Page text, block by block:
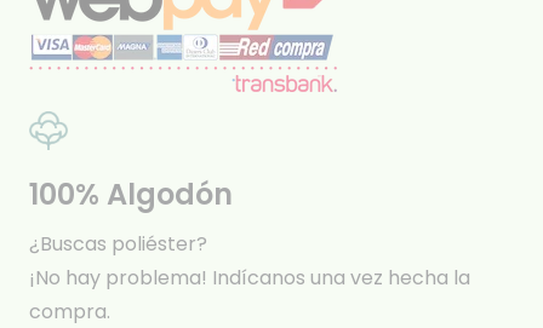
100% Algodón
¿Buscas poliéster?
¡No hay problema! Indícanos una vez hecha la
compra.